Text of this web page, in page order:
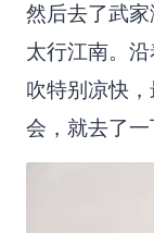
然后去了武
太行江南。
吹特别凉快
会，就去了一